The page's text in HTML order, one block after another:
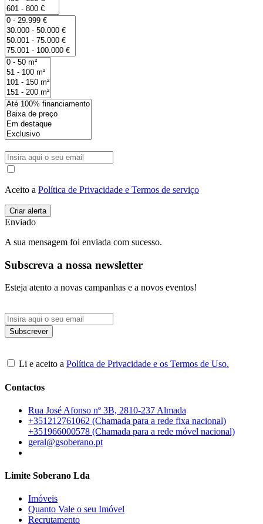
Aceito a Política de Privacidade e Termos de serviço
Enviado
A sua mensagem foi enviada com sucesso.
Subscreva a nossa newsletter
Esteja atento a novas campanhas e a novos eventos!
Li e aceito a Política de Privacidade e os Termos de Uso.
Contactos
Rua José Afonso nº 3B, 2810-237 Almada
+351212761062 (Chamada para a rede fixa nacional)
+351966000578 (Chamada para a rede móvel nacional)
geral@gsoberano.pt
Limite Soberano Lda
Imóveis
Quanto Vale o seu Imóvel
Recrutamento